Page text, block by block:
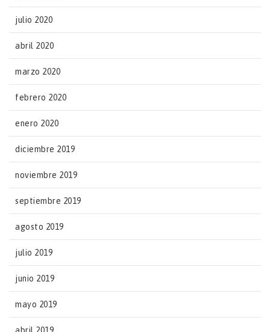
julio 2020
abril 2020
marzo 2020
febrero 2020
enero 2020
diciembre 2019
noviembre 2019
septiembre 2019
agosto 2019
julio 2019
junio 2019
mayo 2019